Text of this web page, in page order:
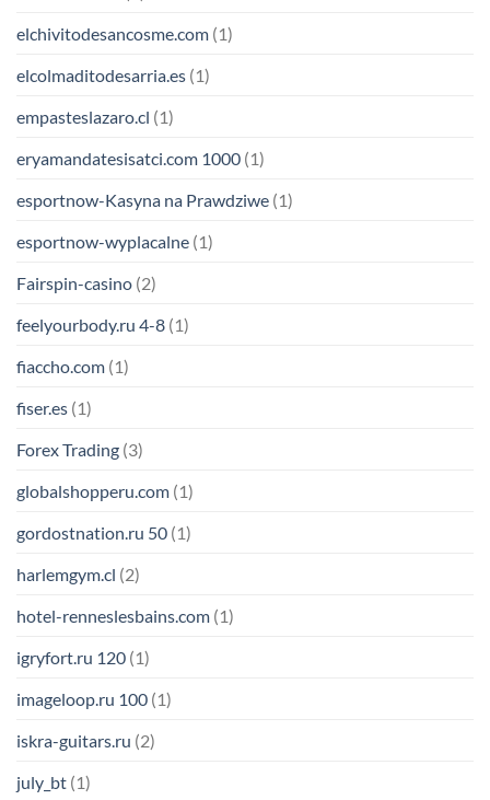
elchivitodesancosme.com (1)
elcolmaditodesarria.es (1)
empasteslazaro.cl (1)
eryamandatesisatci.com 1000 (1)
esportnow-Kasyna na Prawdziwe (1)
esportnow-wyplacalne (1)
Fairspin-casino (2)
feelyourbody.ru 4-8 (1)
fiaccho.com (1)
fiser.es (1)
Forex Trading (3)
globalshopperu.com (1)
gordostnation.ru 50 (1)
harlemgym.cl (2)
hotel-renneslesbains.com (1)
igryfort.ru 120 (1)
imageloop.ru 100 (1)
iskra-guitars.ru (2)
july_bt (1)